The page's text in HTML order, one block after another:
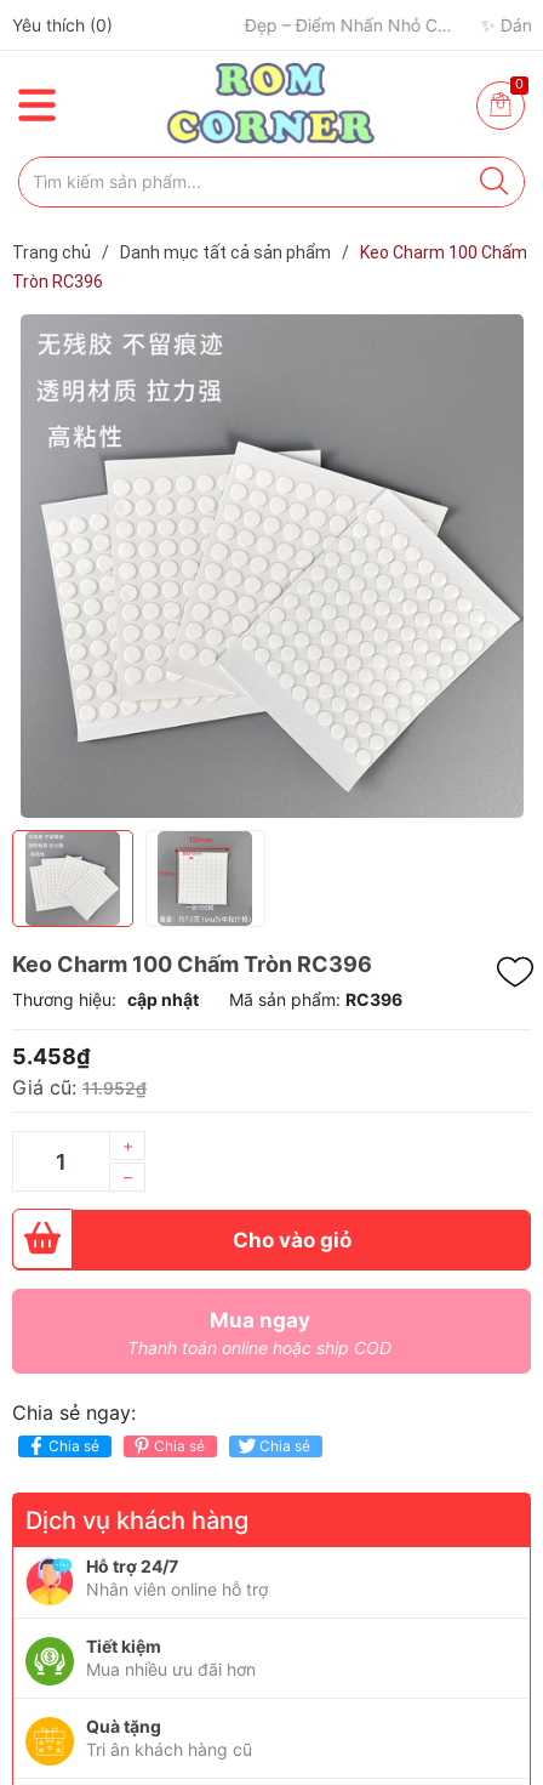
Yêu thích (0)
0
Trang chủ / Danh mục tất cả sản phẩm /
Keo Charm 100 Chấm
Tròn RC396
Keo Charm 100 Chấm Tròn RC396
Thương hiệu: cập nhật Mã sản phẩm: RC396
5.458₫
Giá cũ: 11.952₫
–
+
Cho vào giỏ
Mua ngay
Thanh toán online hoặc ship COD
Chia sẻ ngay:
Chia sẻ Chia sẻ Chia sẻ
Dịch vụ khách hàng
Hỗ trợ 24/7
Nhân viên online hỗ trợ
Tiết kiệm
Mua nhiều ưu đãi hơn
Quà tặng
Tri ân khách hàng cũ